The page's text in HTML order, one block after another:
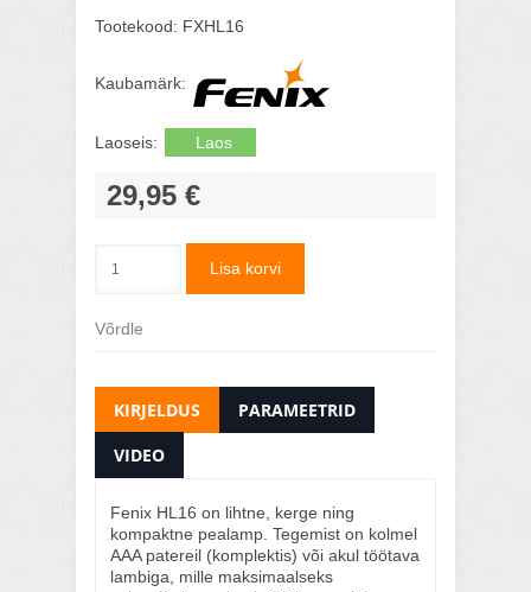
Tootekood: FXHL16
Kaubamärk:
Laoseis: Laos
29,95 €
Lisa korvi
Võrdle
KIRJELDUS
PARAMEETRID
VIDEO
Fenix HL16 on lihtne, kerge ning
kompaktne pealamp. Tegemist on kolmel
AAA patereil (komplektis) või akul töötava
lambiga, mille maksimaalseks